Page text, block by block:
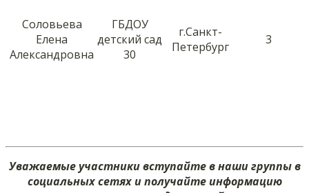
Соловьева
Елена
Александровна
ГБДОУ
детский сад
30
г.Санкт-
Петербург
3
Уважаемые участники вступайте в наши группы в
социальных сетях и получайте информацию